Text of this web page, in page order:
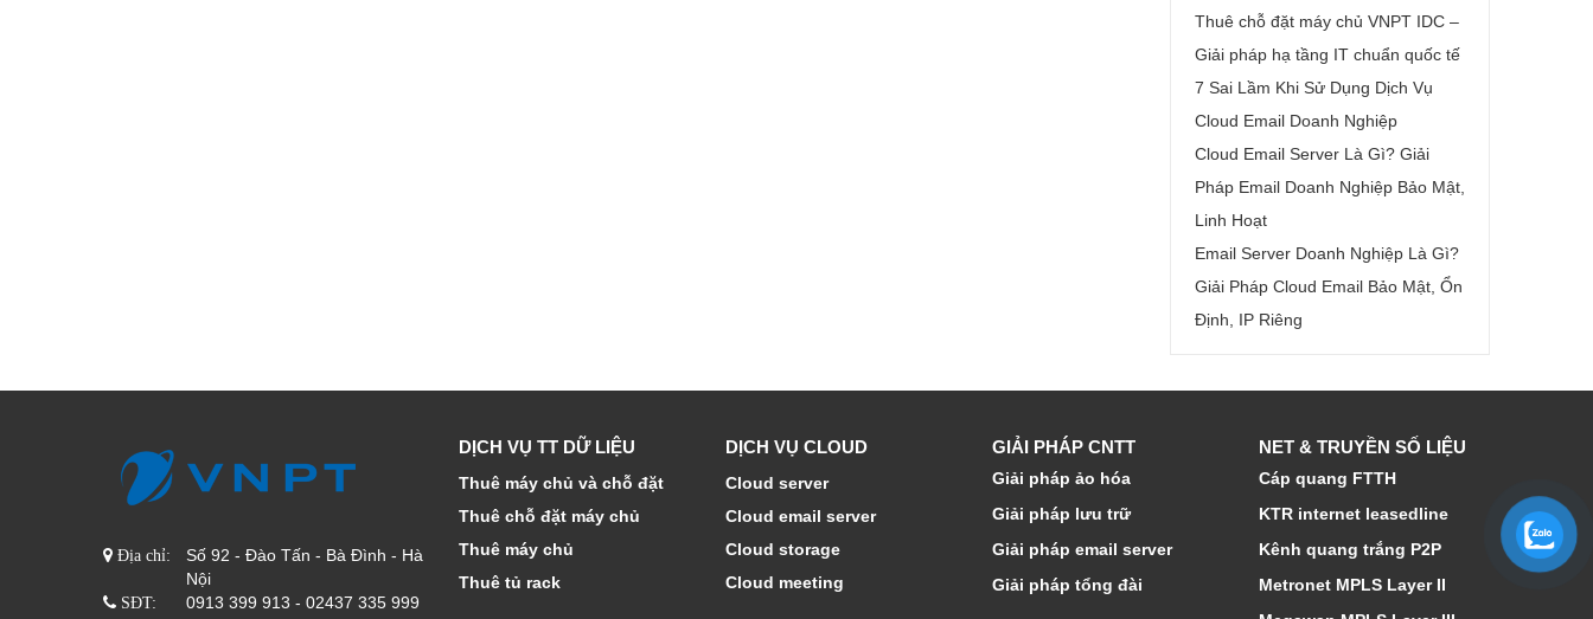
Thuê chỗ đặt máy chủ VNPT IDC –
Giải pháp hạ tầng IT chuẩn quốc tế
7 Sai Lầm Khi Sử Dụng Dịch Vụ
Cloud Email Doanh Nghiệp
Cloud Email Server Là Gì? Giải
Pháp Email Doanh Nghiệp Bảo Mật,
Linh Hoạt
Email Server Doanh Nghiệp Là Gì?
Giải Pháp Cloud Email Bảo Mật, Ổn
Định, IP Riêng
Địa chỉ:
Số 92 - Đào Tấn - Bà Đình - Hà
Nội
SĐT: 0913 399 913 - 02437 335 999
DỊCH VỤ TT DỮ LIỆU
Thuê máy chủ và chỗ đặt
Thuê chỗ đặt máy chủ
Thuê máy chủ
Thuê tủ rack
DỊCH VỤ CLOUD
Cloud server
Cloud email server
Cloud storage
Cloud meeting
GIẢI PHÁP CNTT
Giải pháp ảo hóa
Giải pháp lưu trữ
Giải pháp email server
Giải pháp tổng đài
NET & TRUYỀN SỐ LIỆU
Cáp quang FTTH
KTR internet leasedline
Kênh quang trắng P2P
Metronet MPLS Layer II